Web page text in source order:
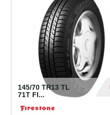
145/70 TR13 TL
71T FI...